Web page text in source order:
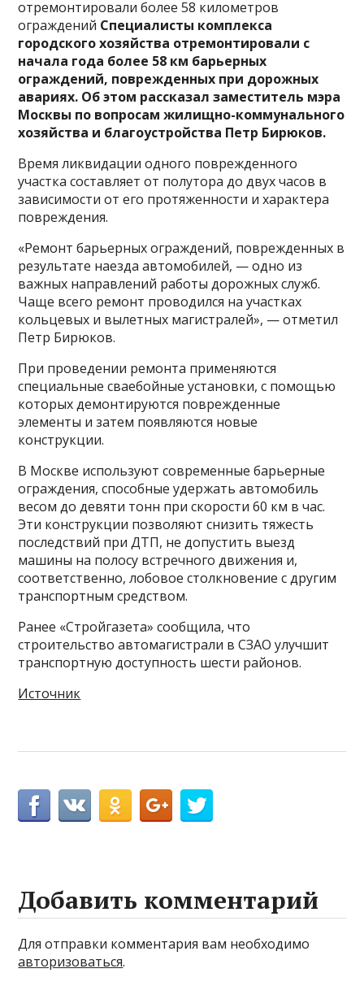
отремонтировали более 58 километров
ограждений Специалисты комплекса
городского хозяйства отремонтировали с
начала года более 58 км барьерных
ограждений, поврежденных при дорожных
авариях. Об этом рассказал заместитель мэра
Москвы по вопросам жилищно-коммунального
хозяйства и благоустройства Петр Бирюков.
Время ликвидации одного поврежденного
участка составляет от полутора до двух часов в
зависимости от его протяженности и характера
повреждения.
«Ремонт барьерных ограждений, поврежденных в
результате наезда автомобилей, — одно из
важных направлений работы дорожных служб.
Чаще всего ремонт проводился на участках
кольцевых и вылетных магистралей», — отметил
Петр Бирюков.
При проведении ремонта применяются
специальные сваебойные установки, с помощью
которых демонтируются поврежденные
элементы и затем появляются новые
конструкции.
В Москве используют современные барьерные
ограждения, способные удержать автомобиль
весом до девяти тонн при скорости 60 км в час.
Эти конструкции позволяют снизить тяжесть
последствий при ДТП, не допустить выезд
машины на полосу встречного движения и,
соответственно, лобовое столкновение с другим
транспортным средством.
Ранее «Стройгазета» сообщила, что
строительство автомагистрали в СЗАО улучшит
транспортную доступность шести районов.
Источник
Добавить комментарий
Для отправки комментария вам необходимо
авторизоваться.